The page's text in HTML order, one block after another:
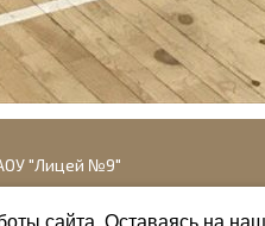
"Лицей №9"
сайта. Оставаясь на